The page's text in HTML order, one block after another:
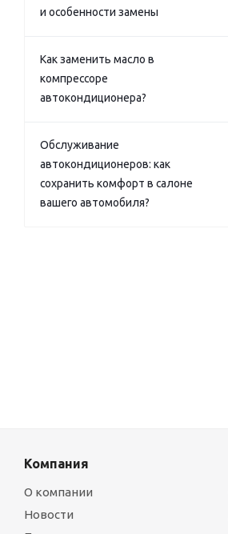
и особенности замены
Как заменить масло в
компрессоре
автокондиционера?
Обслуживание
автокондиционеров: как
сохранить комфорт в салоне
вашего автомобиля?
Компания
О компании
Новости